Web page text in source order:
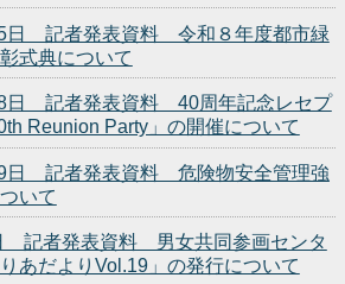
日 記者発表資料 令和８年度都市緑
式典について
日 記者発表資料 40周年記念レセプ
Reunion Party」の開催について
日 記者発表資料 危険物安全管理強
いて
記者発表資料 男女共同参画センタ
あだよりVol.19」の発行について